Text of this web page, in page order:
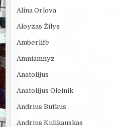
Alina Orlova
Aloyzas Žilys
Amberlife
Amniamnyz
Anatolijus
Anatolijus Oleinik
Andrius Butkus
Andrius Kulikauskas